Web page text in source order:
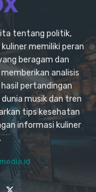
tentang politik,
memiliki peran
beragam dan
analisis
pertandingan
musik dan tren
tips kesehatan
informasi kuliner